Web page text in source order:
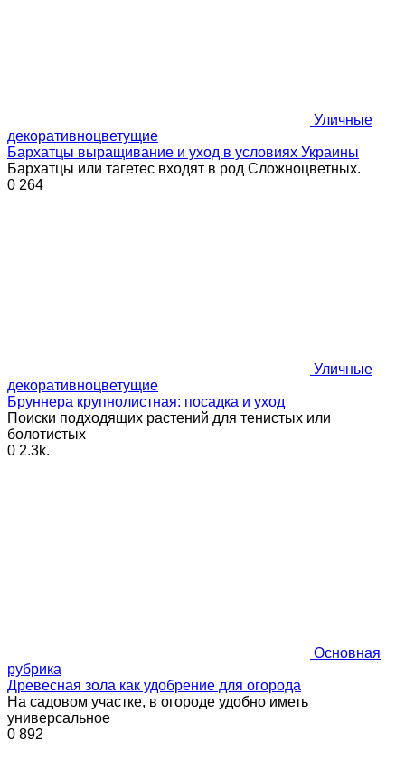
Уличные
декоративноцветущие
Бархатцы выращивание и уход в условиях Украины
Бархатцы или тагетес входят в род Сложноцветных.
0 264
Уличные
декоративноцветущие
Бруннера крупнолистная: посадка и уход
Поиски подходящих растений для тенистых или
болотистых
0 2.3k.
Основная
рубрика
Древесная зола как удобрение для огорода
На садовом участке, в огороде удобно иметь
универсальное
0 892